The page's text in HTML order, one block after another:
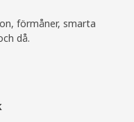
förmåner, smarta
då.